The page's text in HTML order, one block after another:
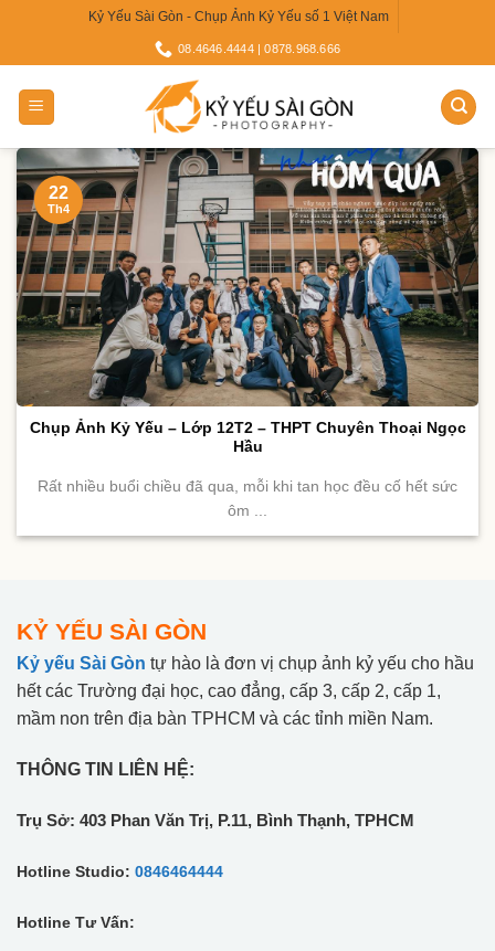
content
Kỷ Yếu Sài Gòn - Chụp Ảnh Kỷ Yếu số 1 Việt Nam
08.4646.4444 | 0878.968.666
Chụp Ảnh Kỷ Yếu – Lớp 12T2 – THPT Chuyên Thoại Ngọc
Hầu
Rất nhiều buổi chiều đã qua, mỗi khi tan học đều cố hết sức
ôm ...
22
Th4
KỶ YẾU SÀI GÒN
Kỷ yếu Sài Gòn tự hào là đơn vị chụp ảnh kỷ yếu cho hầu
hết các Trường đại học, cao đẳng, cấp 3, cấp 2, cấp 1,
mầm non trên địa bàn TPHCM và các tỉnh miền Nam.
THÔNG TIN LIÊN HỆ:
Trụ Sở: 403 Phan Văn Trị, P.11, Bình Thạnh, TPHCM
Hotline Studio: 0846464444
Hotline Tư Vấn: